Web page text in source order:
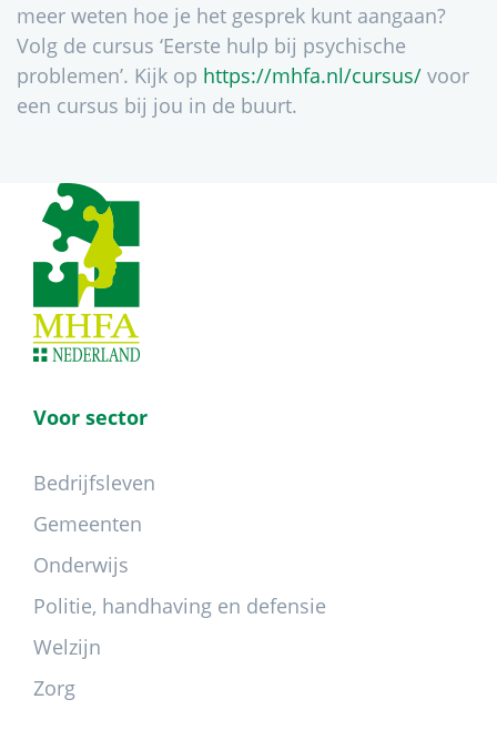
meer weten hoe je het gesprek kunt aangaan?
Volg de cursus ‘Eerste hulp bij psychische
problemen’. Kijk op https://mhfa.nl/cursus/ voor
een cursus bij jou in de buurt.
Footer
Voor sector
Bedrijfsleven
Gemeenten
Onderwijs
Politie, handhaving en defensie
Welzijn
Zorg